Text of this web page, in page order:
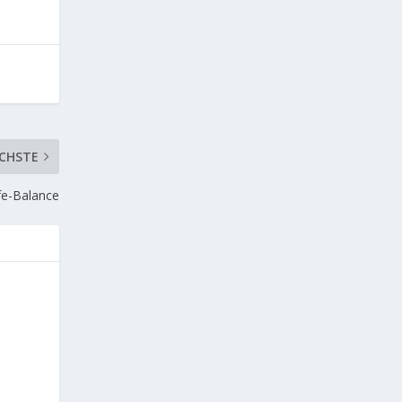
Balance